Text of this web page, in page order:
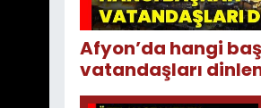
Afyon’da hangi
vatandaşları